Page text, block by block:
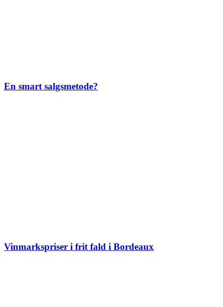
En smart salgsmetode?
Vinmarkspriser i frit fald i Bordeaux